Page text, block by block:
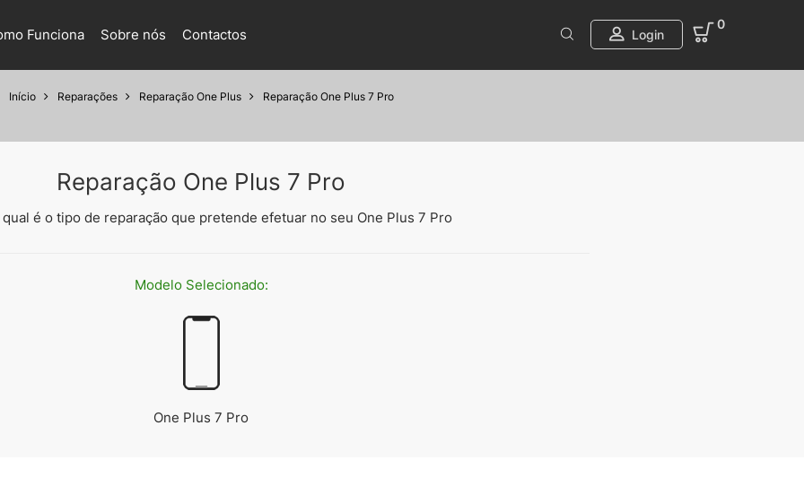
Funciona Sobre nós Contactos Login
0
Início Reparações Reparação One Plus Reparação One Plus 7 Pro
Reparação One Plus 7 Pro
qual é o tipo de reparação que pretende efetuar no seu One Plus 7 Pro
Modelo Selecionado:
One Plus 7 Pro